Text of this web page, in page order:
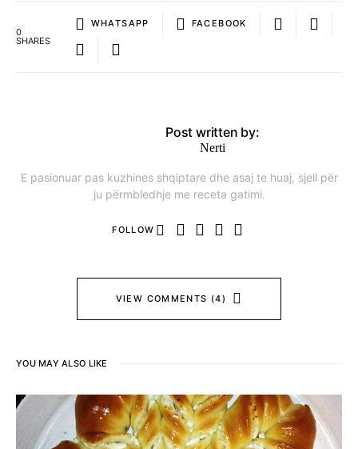
0
SHARES
WHATSAPP FACEBOOK
Post written by:
Nerti
E pasionuar pas kuzhines shqiptare dhe asaj te huaj, sjell për
ju përmbledhje me receta gatimi.
FOLLOW
VIEW COMMENTS (4)
YOU MAY ALSO LIKE